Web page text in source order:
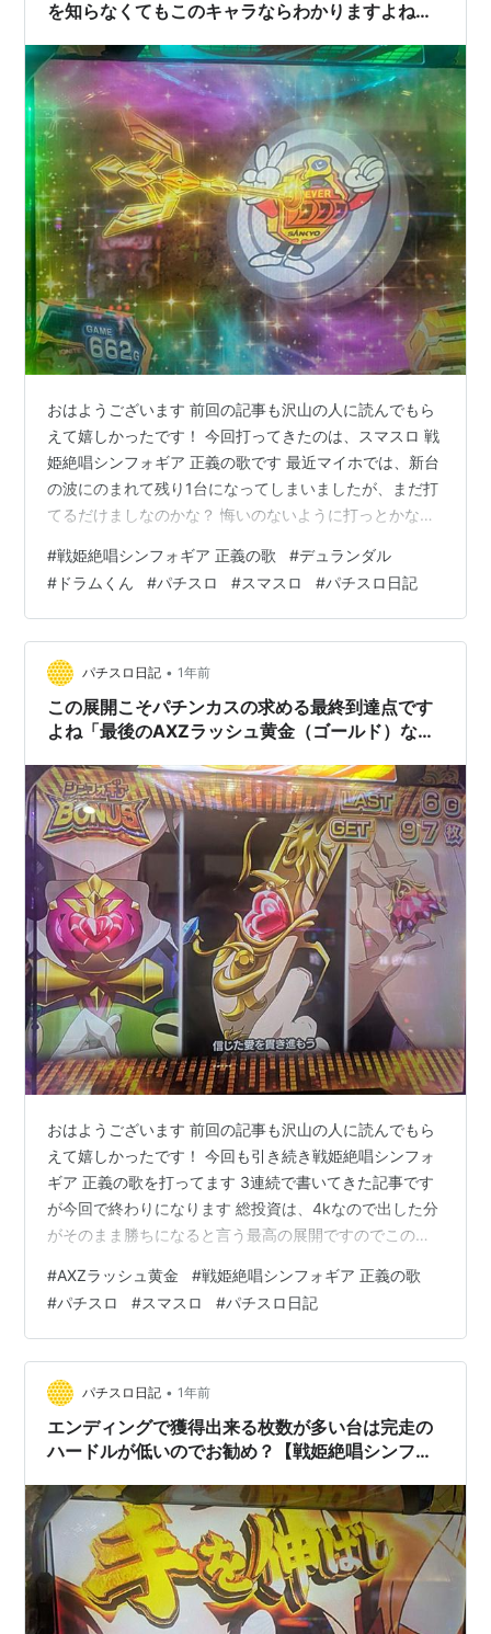
を知らなくてもこのキャラならわかりますよね」
ロット スマスロ】【パチスロ日記】
おはようございます 前回の記事も沢山の人に読んでもら
えて嬉しかったです！ 今回打ってきたのは、スマスロ 戦
姫絶唱シンフォギア 正義の歌です 最近マイホでは、新台
の波にのまれて残り1台になってしまいましたが、まだ打
てるだけましなのかな？ 悔いのないように打っとかなき
お願いします！ にほんブログ村 最近流行りのアニメや漫
画のタイアップ機「原作を知らなくてもこのキャラなら
わかりますよね」【戦姫絶唱シンフォギア 正義の歌】
【パチスロ スロット スマスロ】【パチスロ日記】 今回
の初当たりは？ 剣の名前はわからなくてもこっちは大丈
夫 天井は無理でもここを…
#戦姫絶唱シンフォギア 正義の歌 #デュランダル
# ドラムくん #パチスロ #スマスロ #パチスロ日記
パチスロ日記 • 1年前
この展開こそパチンカスの求める最終到達点です
よね「最後のAXZラッシュ黄金（ゴールド）なん
【戦姫絶唱シンフォギア 正義の歌】【パチスロ ス
ロット スマスロ】【パチスロ日記】
おはようございます 前回の記事も沢山の人に読んでもら
えて嬉しかったです！ 今回も引き続き戦姫絶唱シンフォ
ギア 正義の歌を打ってます 3連続で書いてきた記事です
が今回で終わりになります 総投資は、4kなので出した分
がそのまま勝ちになると言う最高の展開ですのでこのま
加してますのでクリックで応援よろしくお願いします！
にほんブログ村 この展開こそパチンカスの求める最終到
達点ですよね「最後のAXZラッシュ黄金（ゴールド）な
んですが、なんとか5000枚にたどり着きたい」【戦姫絶
唱シンフォギア 正義の歌】【パチスロ スロット スマス
ロ】【パチスロ日記】 …
#AXZラッシュ黄金 #戦姫絶唱シンフォギア 正義の歌
#パチスロ #スマスロ #パチスロ日記
パチスロ日記 • 1年前
エンディングで獲得出来る枚数が多い台は完走の
ハードルが低いのでお勧め？【戦姫絶唱シンフォ
【パチスロ日記】